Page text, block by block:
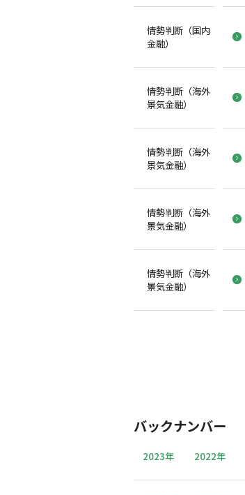
情勢判断（国内
金融）
情勢判断（海外
景気金融）
情勢判断（海外
景気金融）
情勢判断（海外
景気金融）
情勢判断（海外
景気金融）
バックナンバー
2023年 2022年